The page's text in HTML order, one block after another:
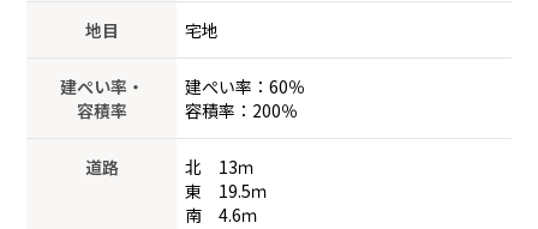
地目 宅地
建ぺい率・
容積率
建ぺい率：60％
容積率：200％
道路
北 13ｍ
東 19.5ｍ
南 4.6ｍ